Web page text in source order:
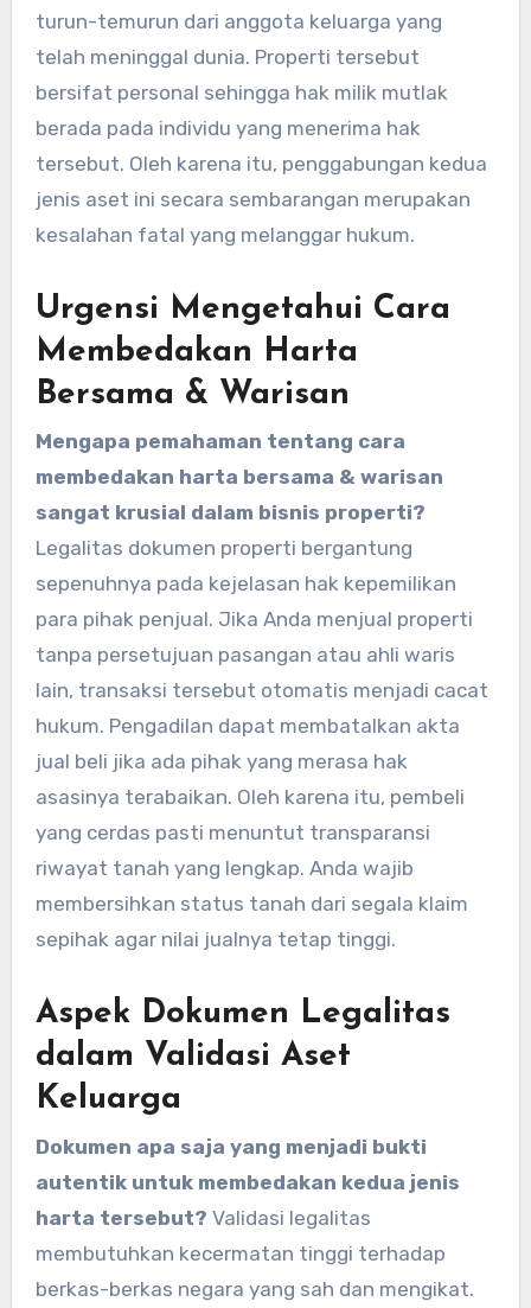
turun-temurun dari anggota keluarga yang
telah meninggal dunia. Properti tersebut
bersifat personal sehingga hak milik mutlak
berada pada individu yang menerima hak
tersebut. Oleh karena itu, penggabungan kedua
jenis aset ini secara sembarangan merupakan
kesalahan fatal yang melanggar hukum.
Urgensi Mengetahui Cara
Membedakan Harta
Bersama & Warisan
Mengapa pemahaman tentang cara
membedakan harta bersama & warisan
sangat krusial dalam bisnis properti?
Legalitas dokumen properti bergantung
sepenuhnya pada kejelasan hak kepemilikan
para pihak penjual. Jika Anda menjual properti
tanpa persetujuan pasangan atau ahli waris
lain, transaksi tersebut otomatis menjadi cacat
hukum. Pengadilan dapat membatalkan akta
jual beli jika ada pihak yang merasa hak
asasinya terabaikan. Oleh karena itu, pembeli
yang cerdas pasti menuntut transparansi
riwayat tanah yang lengkap. Anda wajib
membersihkan status tanah dari segala klaim
sepihak agar nilai jualnya tetap tinggi.
Aspek Dokumen Legalitas
dalam Validasi Aset
Keluarga
Dokumen apa saja yang menjadi bukti
autentik untuk membedakan kedua jenis
harta tersebut? Validasi legalitas
membutuhkan kecermatan tinggi terhadap
berkas-berkas negara yang sah dan mengikat.